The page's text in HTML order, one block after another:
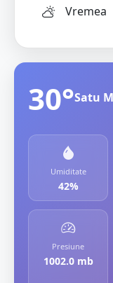
Vremea
30°Satu
Umiditate
42%
Presiune
1002.0 mb